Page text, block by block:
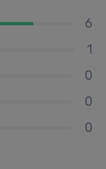
6
1
0
0
0